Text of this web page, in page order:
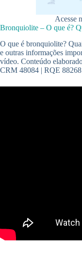
Acesse
Bronquiolite – O que é?
O que é bronquiolite?
e outras informações
vídeo. Conteúdo
CRM 48084 | RQE 88268